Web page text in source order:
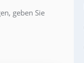
geben Sie